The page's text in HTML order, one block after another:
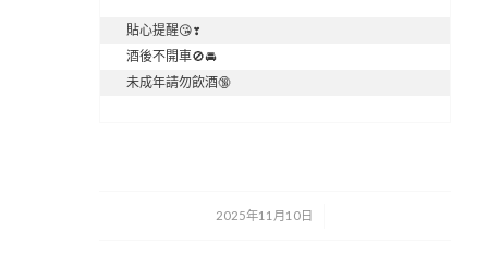
貼心提醒😘❣️
酒後不開車🚫🚘
未成年請勿飲酒🔞
2025年11月10日
/